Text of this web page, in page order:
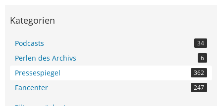
Kategorien
Podcasts 34
Perlen des Archivs 6
Pressespiegel 362
Fancenter 247